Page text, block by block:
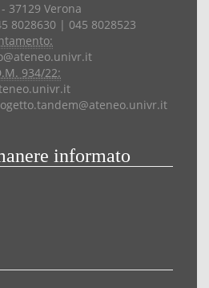
37129 Verona
8028630 | 045 8028523
934/22:
informato